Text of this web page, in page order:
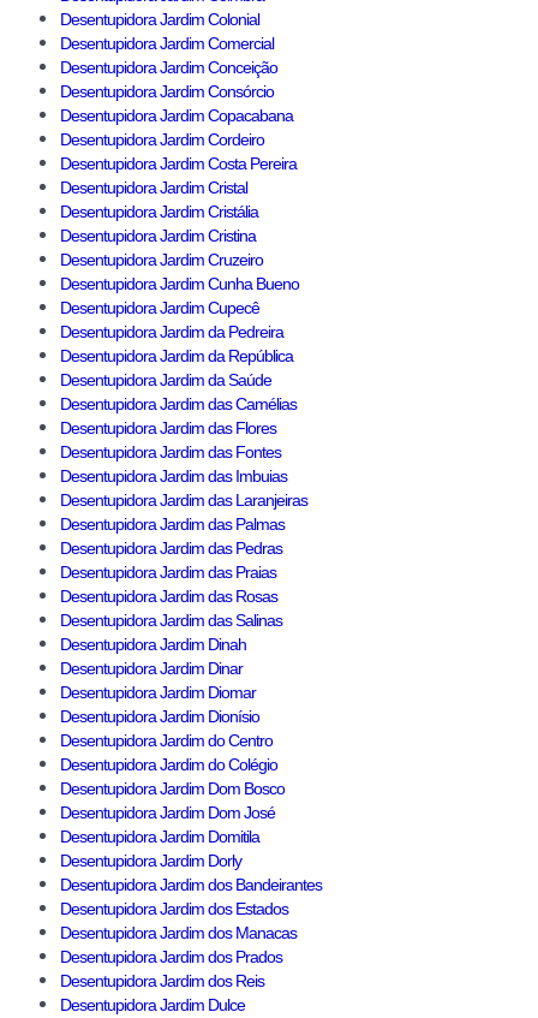
Desentupidora Jardim Colonial
Desentupidora Jardim Comercial
Desentupidora Jardim Conceição
Desentupidora Jardim Consórcio
Desentupidora Jardim Copacabana
Desentupidora Jardim Cordeiro
Desentupidora Jardim Costa Pereira
Desentupidora Jardim Cristal
Desentupidora Jardim Cristália
Desentupidora Jardim Cristina
Desentupidora Jardim Cruzeiro
Desentupidora Jardim Cunha Bueno
Desentupidora Jardim Cupecê
Desentupidora Jardim da Pedreira
Desentupidora Jardim da República
Desentupidora Jardim da Saúde
Desentupidora Jardim das Camélias
Desentupidora Jardim das Flores
Desentupidora Jardim das Fontes
Desentupidora Jardim das Imbuias
Desentupidora Jardim das Laranjeiras
Desentupidora Jardim das Palmas
Desentupidora Jardim das Pedras
Desentupidora Jardim das Praias
Desentupidora Jardim das Rosas
Desentupidora Jardim das Salinas
Desentupidora Jardim Dinah
Desentupidora Jardim Dinar
Desentupidora Jardim Diomar
Desentupidora Jardim Dionísio
Desentupidora Jardim do Centro
Desentupidora Jardim do Colégio
Desentupidora Jardim Dom Bosco
Desentupidora Jardim Dom José
Desentupidora Jardim Domitila
Desentupidora Jardim Dorly
Desentupidora Jardim dos Bandeirantes
Desentupidora Jardim dos Estados
Desentupidora Jardim dos Manacas
Desentupidora Jardim dos Prados
Desentupidora Jardim dos Reis
Desentupidora Jardim Dulce